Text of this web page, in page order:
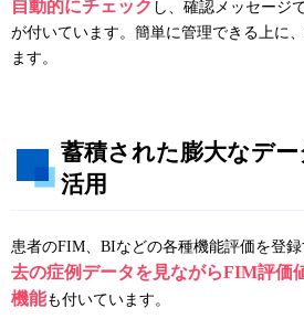
自動的にチェック し、確認メッセージ
が付いています。簡単に管理できる上に
ます。
蓄積された膨大なデ
活用
患者のFIM、BIなどの各種機能評価を登録
去の症例データを見ながらFIM評価
機能も付いています。